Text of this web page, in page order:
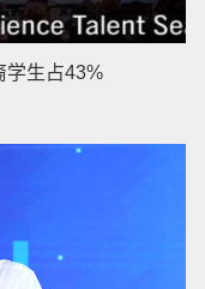
学生占43%